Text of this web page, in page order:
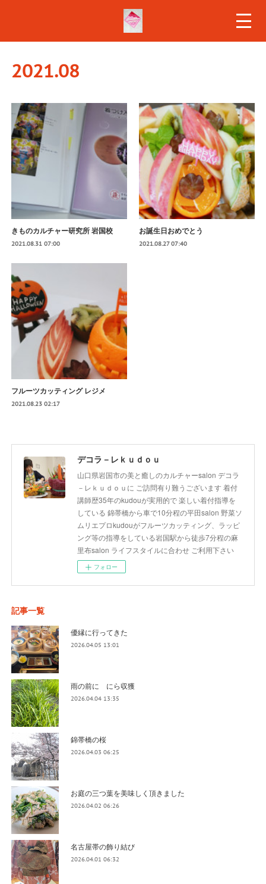
2021.08
きものカルチャー研究所 岩国校
2021.08.31 07:00
お誕生日おめでとう
2021.08.27 07:40
フルーツカッティング レジメ
2021.08.23 02:17
デコラ－レｋｕｄｏｕ
山口県岩国市の美と癒しのカルチャーsalon デコラ
－レｋｕｄｏｕに ご訪問有り難うございます 着付
講師歴35年のkudouが実用的で 楽しい着付指導を
している 錦帯橋から車で10分程の平田salon 野菜ソ
ムリエプロkudouがフルーツカッティング、ラッピ
ング等の指導をしている岩国駅から徒歩7分程の麻
里布salon ライフスタイルに合わせ ご利用下さい
フォロー
記事一覧
優縁に行ってきた
2026.04.05 13:01
雨の前に にら収獲
2026.04.04 13:35
錦帯橋の桜
2026.04.03 06:25
お庭の三つ葉を美味しく頂きました
2026.04.02 06:26
名古屋帯の飾り結び
2026.04.01 06:32